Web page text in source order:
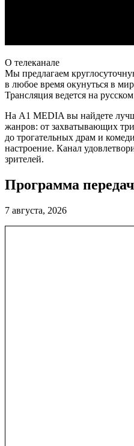
О телеканале
Мы предлагаем
в любое время окунуться в
Трансляция ведется на
На A1 MEDIA вы найдете
жанров: от захватывающих
до трогательных драм и
настроение. Канал
зрителей.
Программа
7 августа, 2026